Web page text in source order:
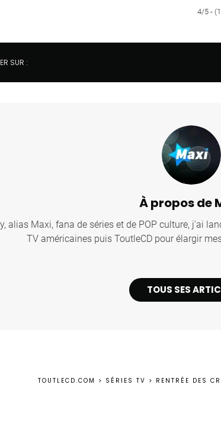
4/5 -
SUR :
À propos de
alias Maxi, fana de séries et de POP culture, j'ai
TV américaines puis ToutleCD pour élargir
TOUS SES
TOUTLECD.COM > SÉRIES TV > RENTRÉE DES